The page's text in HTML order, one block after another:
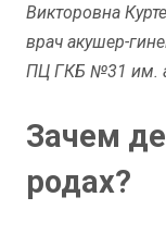
Викторовна
врач акушер-
ПЦ ГКБ №31 им.
Зачем
родах?